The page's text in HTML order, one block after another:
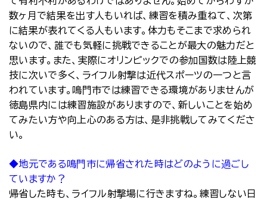
数ヶ月で結果を出す人もいれば、練習を積み重ねて、次第
に結果が表れてくる人もいます。体力もそこまで求められ
ないので、誰でも気軽に挑戦できることが最大の魅力だと
思います。また、実際にオリンピックでの参加国数は陸上競
技に次いで多く、ライフル射撃は近代スポーツの一つと言
われています。鳴門市では練習できる環境がありませんが
徳島県内には練習施設がありますので、新しいことを始め
てみたい方や向上心のある方は、是非挑戦してみてくださ
い。
◆地元である鳴門市に帰省された時はどのように過ごし
ていますか？
帰省した時も、ライフル射撃場に行きますね。練習しない日